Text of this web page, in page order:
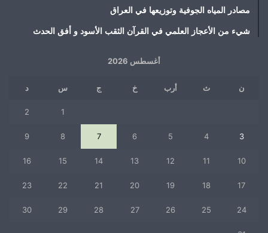
مصادر المياه الجوفية وتوزيعها في العراق
شيء من الأعجاز العلمي في القرآن الثقب الأسود و أفق الحدث
أغسطس 2026
ن ث أرب خ ج س د
1
2
3
4
5
6
7
8
9
10
11
12
13
14
15
16
17
18
19
20
21
22
23
24
25
26
27
28
29
30